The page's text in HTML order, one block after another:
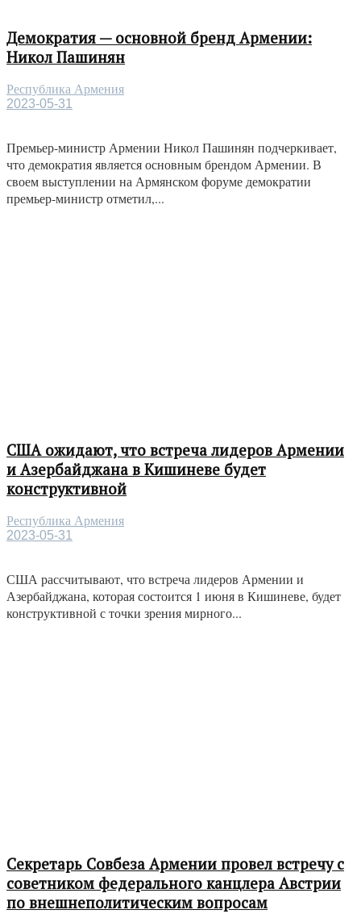
Демократия — основной бренд Армении:
Никол Пашинян
Республика Армения
2023-05-31
Премьер-министр Армении Никол Пашинян подчеркивает,
что демократия является основным брендом Армении. В
своем выступлении на Армянском форуме демократии
премьер-министр отметил,...
США ожидают, что встреча лидеров Армении
и Азербайджана в Кишиневе будет
конструктивной
Республика Армения
2023-05-31
США рассчитывают, что встреча лидеров Армении и
Азербайджана, которая состоится 1 июня в Кишиневе, будет
конструктивной с точки зрения мирного...
Секретарь Совбеза Армении провел встречу с
советником федерального канцлера Австрии
по внешнеполитическим вопросам